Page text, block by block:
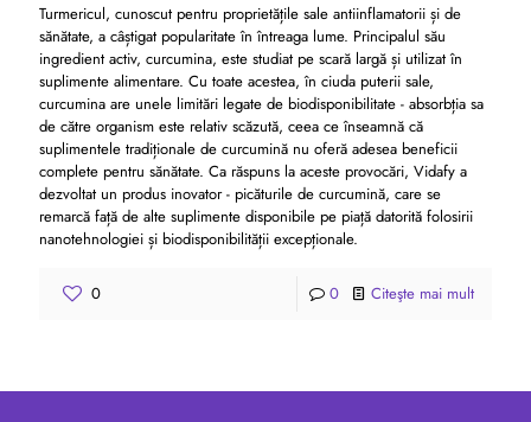
Turmericul, cunoscut pentru proprietățile sale antiinflamatorii și de
sănătate, a câștigat popularitate în întreaga lume. Principalul său
ingredient activ, curcumina, este studiat pe scară largă și utilizat în
suplimente alimentare. Cu toate acestea, în ciuda puterii sale,
curcumina are unele limitări legate de biodisponibilitate - absorbția sa
de către organism este relativ scăzută, ceea ce înseamnă că
suplimentele tradiționale de curcumină nu oferă adesea beneficii
complete pentru sănătate. Ca răspuns la aceste provocări, Vidafy a
dezvoltat un produs inovator - picăturile de curcumină, care se
remarcă față de alte suplimente disponibile pe piață datorită folosirii
nanotehnologiei și biodisponibilității excepționale.
0 0 Citeşte mai mult